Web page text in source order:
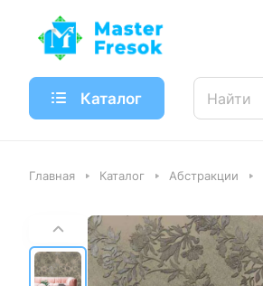
Каталог
Главная Каталог Абстракции